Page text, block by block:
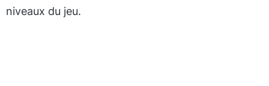
niveaux du jeu.